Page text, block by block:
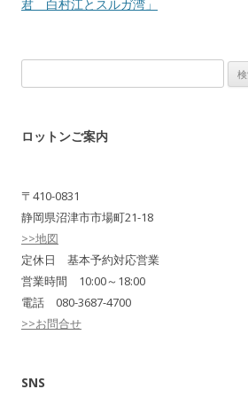
君 白村江とスルガ湾」
索:
ロットンご案内
〒410-0831
静岡県沼津市市場町21-18
>>地図
定休日 基本予約対応営業
営業時間 10:00～18:00
電話 080-3687-4700
>>お問合せ
SNS